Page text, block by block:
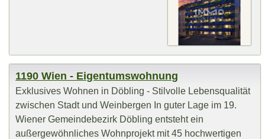
1190 Wien - Eigentumswohnung
Exklusives Wohnen in Döbling - Stilvolle Lebensqualität
zwischen Stadt und Weinbergen In guter Lage im 19.
Wiener Gemeindebezirk Döbling entsteht ein
außergewöhnliches Wohnprojekt mit 45 hochwertigen